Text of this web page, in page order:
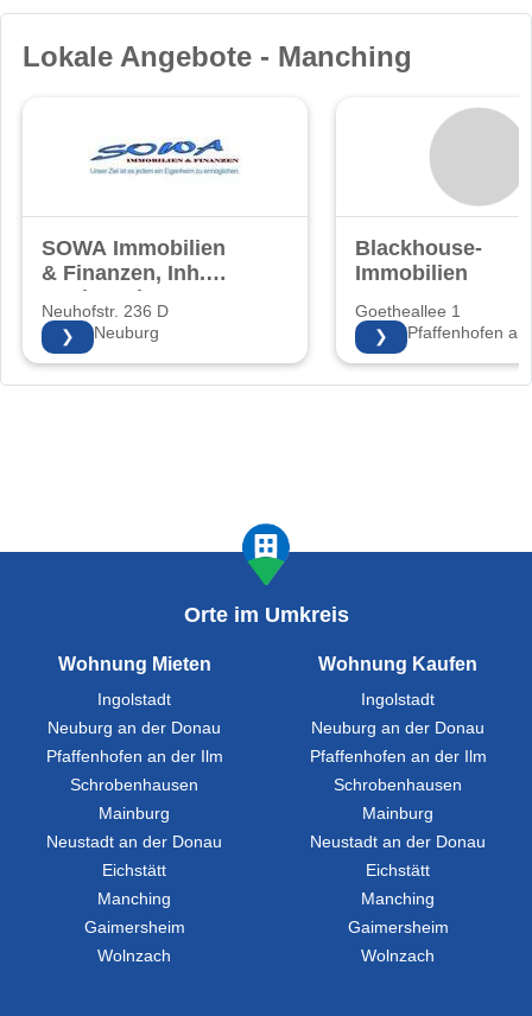
Lokale Angebote - Manching
SOWA Immobilien
& Finanzen, Inh.
Sonja Walter
Neuhofstr. 236 D
86633 Neuburg
❯
Blackhouse-
Immobilien
Goetheallee 1
85276 Pfaffenhofen an
❯
Orte im Umkreis
Wohnung Mieten
Ingolstadt
Neuburg an der Donau
Pfaffenhofen an der Ilm
Schrobenhausen
Mainburg
Neustadt an der Donau
Eichstätt
Manching
Gaimersheim
Wolnzach
Wohnung Kaufen
Ingolstadt
Neuburg an der Donau
Pfaffenhofen an der Ilm
Schrobenhausen
Mainburg
Neustadt an der Donau
Eichstätt
Manching
Gaimersheim
Wolnzach